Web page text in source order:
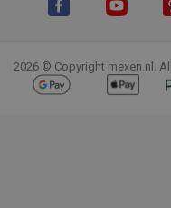
2026 © Copyright mexen.nl.